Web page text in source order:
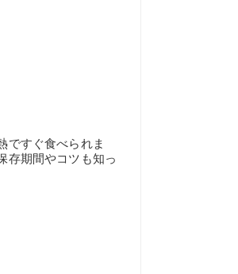
ですぐ食べられま
存期間やコツも知っ